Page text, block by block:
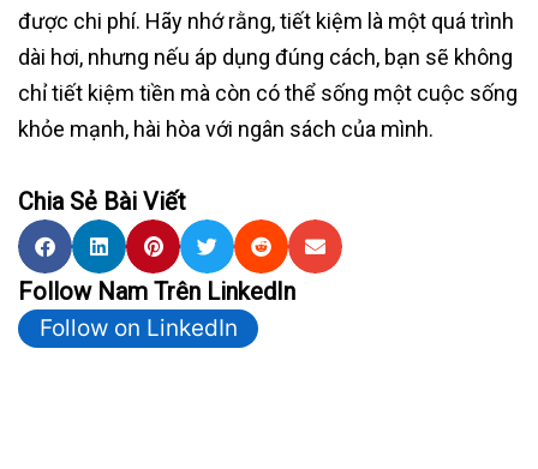
được chi phí. Hãy nhớ rằng, tiết kiệm là một quá trình
dài hơi, nhưng nếu áp dụng đúng cách, bạn sẽ không
chỉ tiết kiệm tiền mà còn có thể sống một cuộc sống
khỏe mạnh, hài hòa với ngân sách của mình.
Chia Sẻ Bài Viết
Follow Nam Trên LinkedIn
Follow on LinkedIn